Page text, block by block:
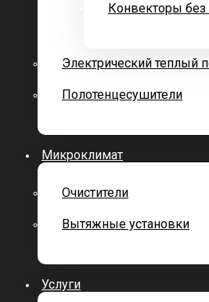
Конвекторы без
Электрический теплый
Полотенцесушители
Микроклимат
Очистители
Вытяжные установки
Услуги